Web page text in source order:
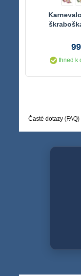
Ihned k
Časté dotazy (FAQ)